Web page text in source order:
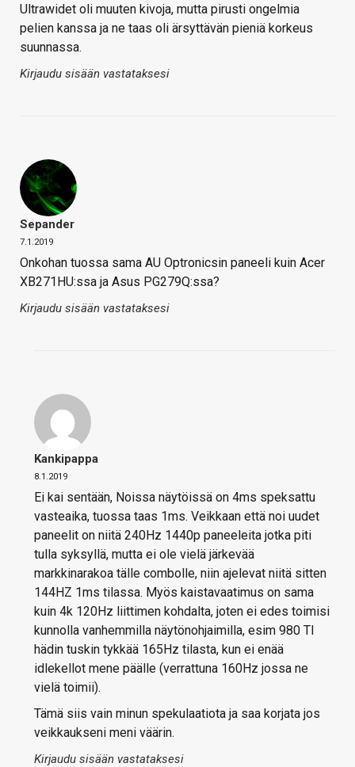
Ultrawidet oli muuten kivoja, mutta pirusti ongelmia
pelien kanssa ja ne taas oli ärsyttävän pieniä korkeus
suunnassa.
Kirjaudu sisään vastataksesi
Sepander
7.1.2019
Onkohan tuossa sama AU Optronicsin paneeli kuin Acer
XB271HU:ssa ja Asus PG279Q:ssa?
Kirjaudu sisään vastataksesi
Kankipappa
8.1.2019
Ei kai sentään, Noissa näytöissä on 4ms speksattu
vasteaika, tuossa taas 1ms. Veikkaan että noi uudet
paneelit on niitä 240Hz 1440p paneeleita jotka piti
tulla syksyllä, mutta ei ole vielä järkevää
markkinarakoa tälle combolle, niin ajelevat niitä sitten
144HZ 1ms tilassa. Myös kaistavaatimus on sama
kuin 4k 120Hz liittimen kohdalta, joten ei edes toimisi
kunnolla vanhemmilla näytönohjaimilla, esim 980 TI
hädin tuskin tykkää 165Hz tilasta, kun ei enää
idlekellot mene päälle (verrattuna 160Hz jossa ne
vielä toimii).
Tämä siis vain minun spekulaatiota ja saa korjata jos
veikkaukseni meni väärin.
Kirjaudu sisään vastataksesi